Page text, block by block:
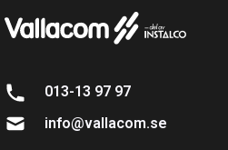
013-13 97 97
info@vallacom.se